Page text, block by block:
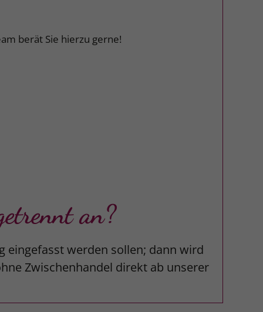
berät Sie hierzu gerne!
an?
eingefasst werden sollen; dann wird
Zwischenhandel direkt ab unserer